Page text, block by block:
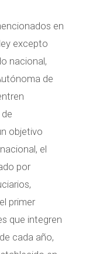
en
excepto
nacional,
de
objetivo
el
por
primer
que integren
cada año,